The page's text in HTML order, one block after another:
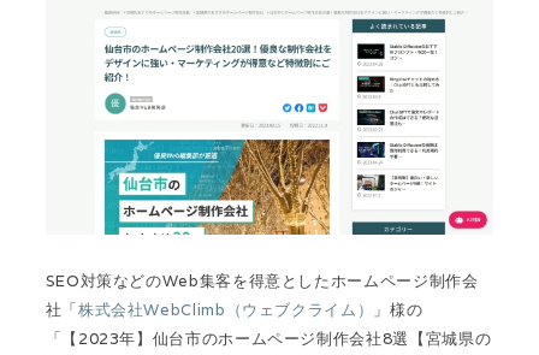
SEO対策などのWeb集客を得意としたホームページ制作会
社「株式会社WebClimb（ウェブクライム）
」様の
「【2023年】仙台市のホームページ制作会社8選【宮城県の